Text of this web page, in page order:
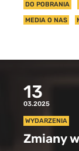
DO POBRANIA
MEDIA O NAS
13
03.2025
WYDARZENIA
Zmiany